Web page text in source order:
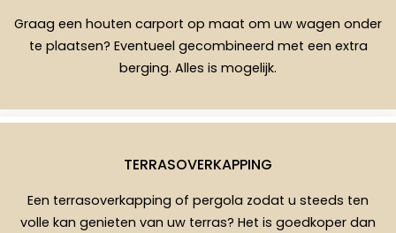
Graag een houten carport op maat om uw wagen onder
te plaatsen? Eventueel gecombineerd met een extra
berging. Alles is mogelijk.
TERRASOVERKAPPING
Een terrasoverkapping of pergola zodat u steeds ten
volle kan genieten van uw terras? Het is goedkoper dan